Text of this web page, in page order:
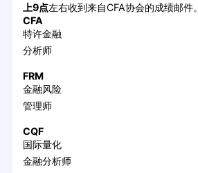
上9点左右收到来自CFA协会的成绩邮件。
CFA
特许金融
分析师
FRM
金融风险
管理师
CQF
国际量化
金融分析师